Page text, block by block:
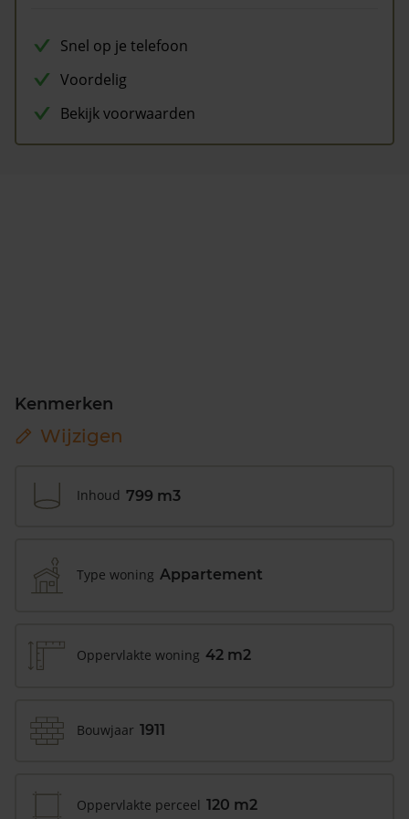
Snel op je telefoon
Voordelig
Bekijk voorwaarden
Kenmerken
Wijzigen
Inhoud 799 m3
Type woning Appartement
Oppervlakte woning 42 m2
Bouwjaar 1911
Oppervlakte perceel 120 m2